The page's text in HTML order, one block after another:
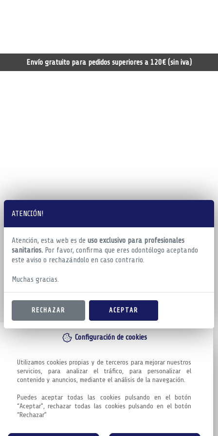
ATENCIÓN!
Atención, esta web es de uso exclusivo para profesionales
sanitarios. Por favor, confirma que eres odontólogo aceptando
este aviso o rechazándolo en caso contrario.
Muchas gracias.
RECHAZAR ACEPTAR
Configuración de cookies
Utilizamos cookies propias y de terceros para mejorar nuestros
servicios, para analizar el tráfico, para personalizar el
contenido y anuncios, mediante el análisis de la navegación.
Puedes aceptar todas las cookies pulsando en el botón
“Aceptar”, rechazar todas las cookies pulsando en el botón
“Rechazar”
Envío gratuito para pedidos superiores a 120€ (sin iva)